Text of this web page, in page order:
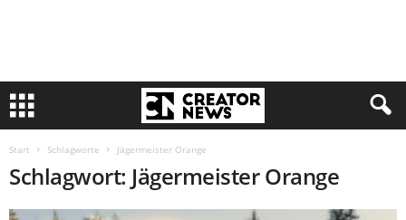
Start Schlagworte Jägermeister Orange
Schlagwort: Jägermeister Orange